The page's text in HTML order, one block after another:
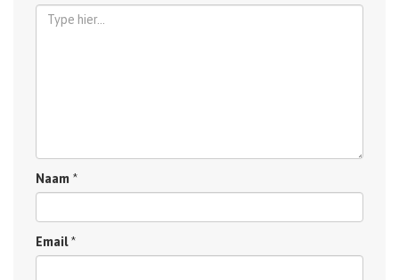
Naam *
Email *